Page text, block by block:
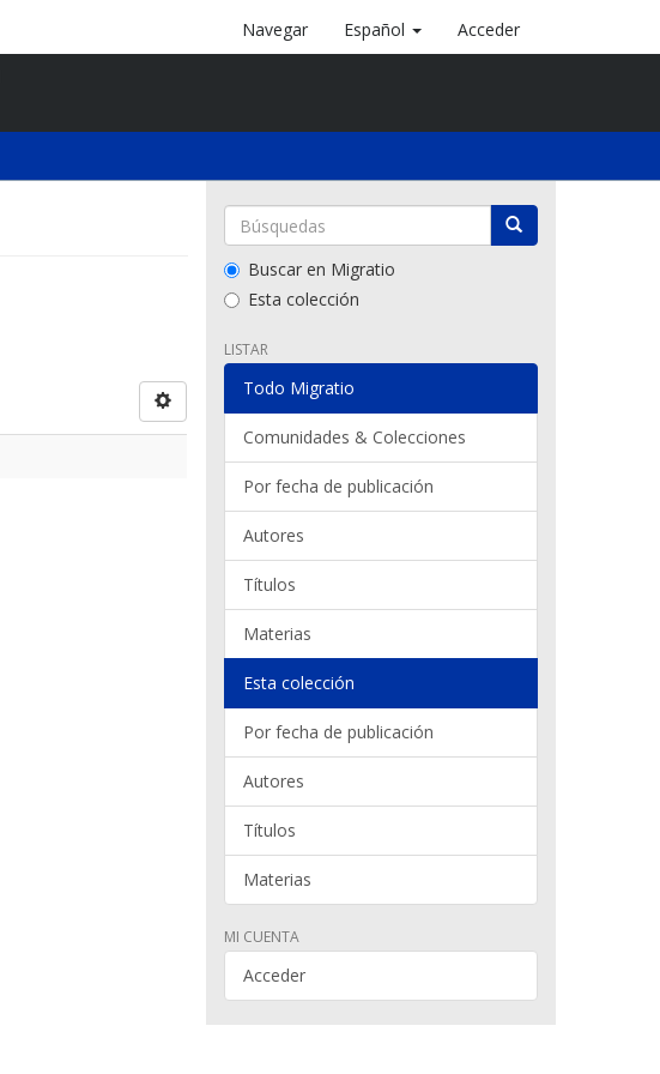
Navegar Español Acceder
Buscar en Migratio
Esta colección
LISTAR
Todo Migratio
Comunidades & Colecciones
Por fecha de publicación
Autores
Títulos
Materias
Esta colección
Por fecha de publicación
Autores
Títulos
Materias
MI CUENTA
Acceder